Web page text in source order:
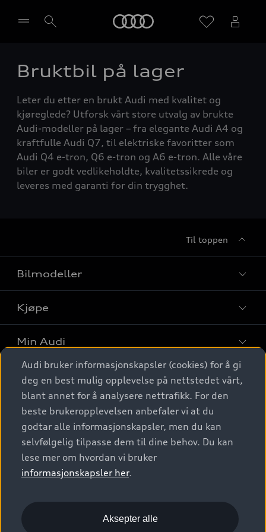
Velg forhandler
Bruktbil på lager
Leter du etter en brukt Audi med kvalitet og
kjøreglede? Utforsk vårt store utvalg av brukte
Audi-modeller på lager – fra elegante Audi A4 og
kraftfulle Audi Q7, til elektriske favoritter som
Audi Q4 e-tron, Q6 e-tron og A6 e-tron. Alle våre
biler er godt vedlikeholdte, kvalitetssikrede og
leveres med garanti for din trygghet.
Til toppen
Bilmodeller
Finn din Audi
Sammenlign bilmodeller
Elbiler
SUV
Stasjonsvogn
Sportback
S/RS
Konseptbiler og prototyper
Kjøpe
Kjøpshjelp
Biler på lager
Finn forhandler
Bestill prøvekjøring
Kontakt forhandler
Bilgarantier
Min Audi
Behold nybilfølelsen
Audi Originalt tilbehør
Verkstedtjenester
Digitale tjenester
Audi digitale tjenester
Audi connect
Functions on demand
Kom i gang med myAudi
Audi Norge
Kundeservice
Audi Driving Experience
© 2026 AUDI NORGE. All Rights Reserved.
Imprint
Audi bruker informasjonskapsler (cookies) for å gi
deg en best mulig opplevelse på nettstedet vårt,
blant annet for å analysere nettrafikk. For den
beste brukeropplevelsen anbefaler vi at du
godtar alle informasjonskapsler, men du kan
selvfølgelig tilpasse dem til dine behov. Du kan
lese mer om hvordan vi bruker
informasjonskapsler her.
Aksepter alle